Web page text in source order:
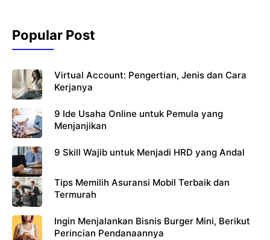
o
k
p
p
Popular Post
Virtual Account: Pengertian, Jenis dan Cara
Kerjanya
9 Ide Usaha Online untuk Pemula yang
Menjanjikan
9 Skill Wajib untuk Menjadi HRD yang Andal
Tips Memilih Asuransi Mobil Terbaik dan
Termurah
Ingin Menjalankan Bisnis Burger Mini, Berikut
Perincian Pendanaannya